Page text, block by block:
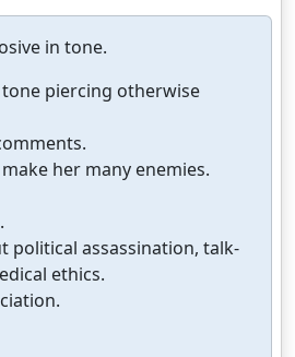
in tone.
piercing otherwise
her many enemies.
political assassination, talk-
ethics.